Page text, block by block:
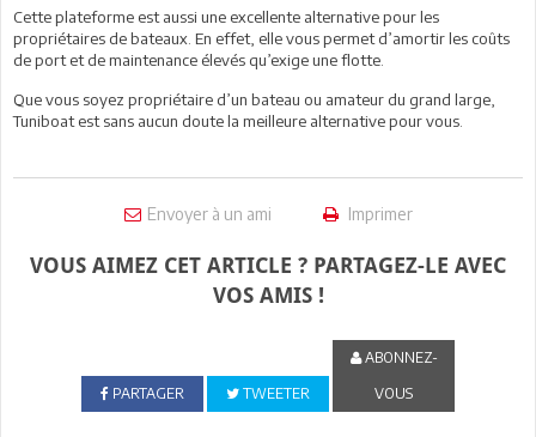
Cette plateforme est aussi une excellente alternative pour les
propriétaires de bateaux. En effet, elle vous permet d’amortir les coûts
de port et de maintenance élevés qu’exige une flotte.
Que vous soyez propriétaire d’un bateau ou amateur du grand large,
Tuniboat est sans aucun doute la meilleure alternative pour vous.
Envoyer à un ami Imprimer
VOUS AIMEZ CET ARTICLE ? PARTAGEZ-LE AVEC
VOS AMIS !
PARTAGER TWEETER
ABONNEZ-
VOUS